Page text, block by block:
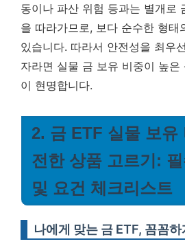
동이나 파산 위험 등과는 별개로
을 따라가므로, 보다 순수한 형태
있습니다. 따라서 안전성을 최우
자라면 실물 금 보유 비중이 높은
이 현명합니다.
2. 금 ETF 실물 보유
전한 상품 고르기:
및 요건 체크리스트
나에게 맞는 금 ETF, 꼼꼼